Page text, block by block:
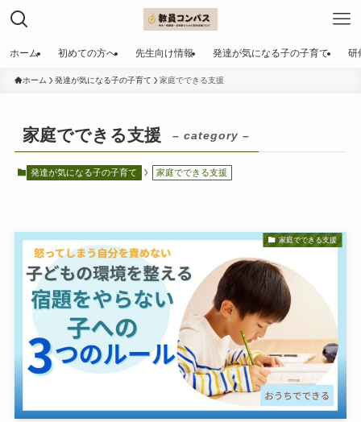
ホーム 初めての方へ 先生向け情報 発達が気になる子の子育て 研
ホーム 発達が気になる子の子育て 家庭でできる支援
家庭でできる支援 – category –
発達が気になる子の子育て 家庭でできる支援
家庭でできる支援